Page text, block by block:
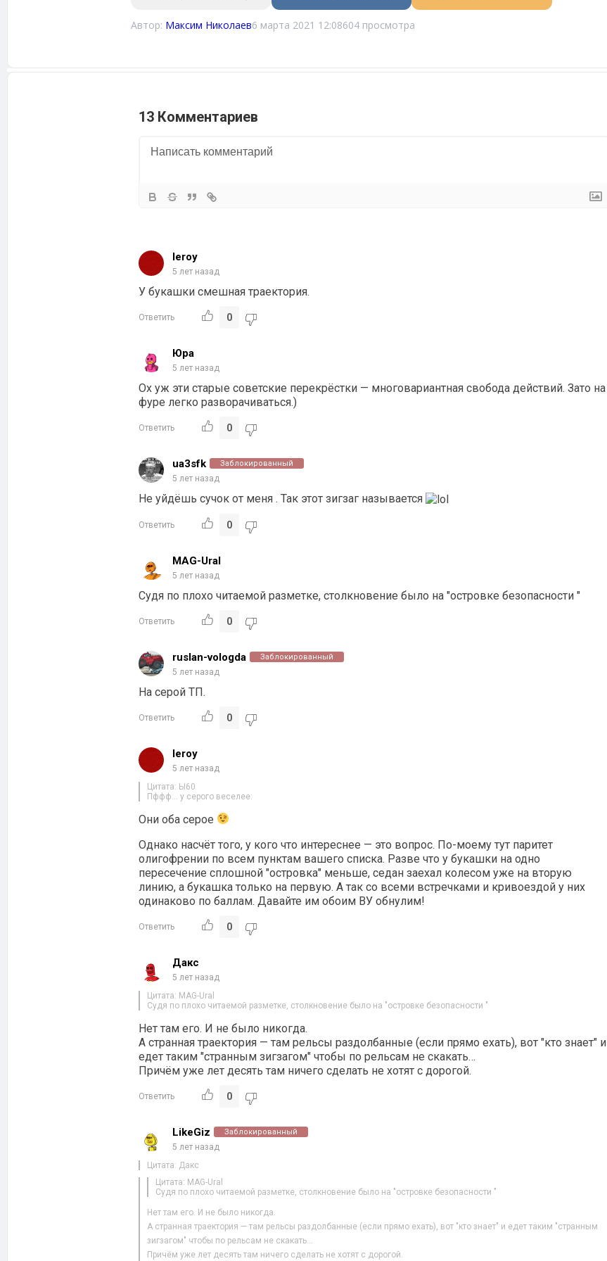
Автор: Максим Николаев6 марта 2021 12:08604 просмотра
13 Комментариев
leroy
5 лет назад
У букашки смешная траектория.
Ответить 0
Юра
5 лет назад
Ох уж эти старые советские перекрёстки — многовариантная свобода действий. Зато на
фуре легко разворачиваться.)
Ответить 0
ua3sfk Заблокированный
5 лет назад
Не уйдёшь сучок от меня . Так этот зигзаг называется
Ответить 0
MAG-Ural
5 лет назад
Судя по плохо читаемой разметке, столкновение было на "островке безопасности "
Ответить 0
ruslan-vologda Заблокированный
5 лет назад
На серой ТП.
Ответить 0
leroy
5 лет назад
Цитата: Ы60
Пффф… у серого веселее:
Они оба серое
Однако насчёт того, у кого что интереснее — это вопрос. По-моему тут паритет
олигофрении по всем пунктам вашего списка. Разве что у букашки на одно
пересечение сплошной "островка" меньше, седан заехал колесом уже на вторую
линию, а букашка только на первую. А так со всеми встречками и кривоездой у них
одинаково по баллам. Давайте им обоим ВУ обнулим!
Ответить 0
Дакс
5 лет назад
Цитата: MAG-Ural
Судя по плохо читаемой разметке, столкновение было на "островке безопасности "
Нет там его. И не было никогда.
А странная траектория — там рельсы раздолбанные (если прямо ехать), вот "кто знает" и
едет таким "странным зигзагом" чтобы по рельсам не скакать…
Причём уже лет десять там ничего сделать не хотят с дорогой.
Ответить 0
LikeGiz Заблокированный
5 лет назад
Цитата: Дакс
Цитата: MAG-Ural
Судя по плохо читаемой разметке, столкновение было на "островке безопасности "
Нет там его. И не было никогда.
А странная траектория — там рельсы раздолбанные (если прямо ехать), вот "кто знает" и едет таким "странным
зигзагом" чтобы по рельсам не скакать…
Причём уже лет десять там ничего сделать не хотят с дорогой.